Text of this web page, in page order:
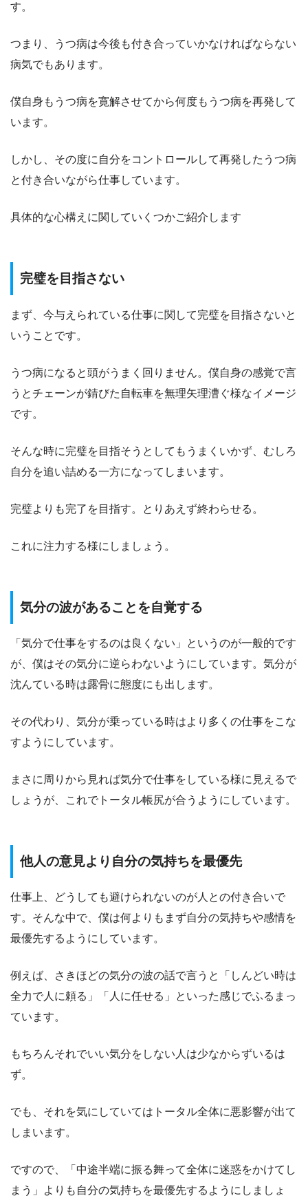
す。
つまり、うつ病は今後も付き合っていかなければならない
病気でもあります。
僕自身もうつ病を寛解させてから何度もうつ病を再発して
います。
しかし、その度に自分をコントロールして再発したうつ病
と付き合いながら仕事しています。
具体的な心構えに関していくつかご紹介します
完璧を目指さない
まず、今与えられている仕事に関して完璧を目指さないと
いうことです。
うつ病になると頭がうまく回りません。僕自身の感覚で言
うとチェーンが錆びた自転車を無理矢理漕ぐ様なイメージ
です。
そんな時に完璧を目指そうとしてもうまくいかず、むしろ
自分を追い詰める一方になってしまいます。
完璧よりも完了を目指す。とりあえず終わらせる。
これに注力する様にしましょう。
気分の波があることを自覚する
「気分で仕事をするのは良くない」というのが一般的です
が、僕はその気分に逆らわないようにしています。気分が
沈んている時は露骨に態度にも出します。
その代わり、気分が乗っている時はより多くの仕事をこな
すようにしています。
まさに周りから見れば気分で仕事をしている様に見えるで
しょうが、これでトータル帳尻が合うようにしています。
他人の意見より自分の気持ちを最優先
仕事上、どうしても避けられないのが人との付き合いで
す。そんな中で、僕は何よりもまず自分の気持ちや感情を
最優先するようにしています。
例えば、さきほどの気分の波の話で言うと「しんどい時は
全力で人に頼る」「人に任せる」といった感じでふるまっ
ています。
もちろんそれでいい気分をしない人は少なからずいるは
ず。
でも、それを気にしていてはトータル全体に悪影響が出て
しまいます。
ですので、「中途半端に振る舞って全体に迷惑をかけてし
まう」よりも自分の気持ちを最優先するようにしましょ